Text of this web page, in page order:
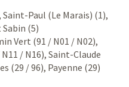
Saint-Paul (Le Marais) (1),
(5)
Vert (91 / N01 / N02),
/ N16), Saint-Claude
(29 / 96), Payenne (29)